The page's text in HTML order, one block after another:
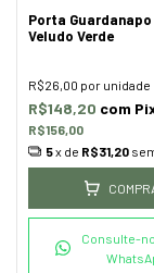
Porta
Veludo Verde
R$26,00 por unidade
R$156,00
R$148,20 com
5x de R$31,20
Consulte-